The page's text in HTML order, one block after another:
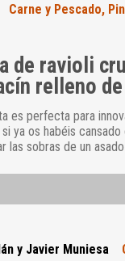
Carne y Pescado,
de ravioli
relleno
es perfecta para
ya os habéis
las sobras de un
y Javier Muniesa